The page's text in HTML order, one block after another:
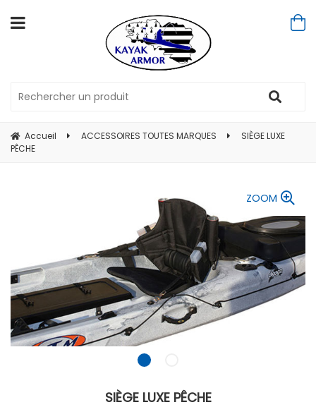
Accueil ACCESSOIRES TOUTES MARQUES
SIÈGE LUXE
PÊCHE
ZOOM
SIÈGE LUXE PÊCHE